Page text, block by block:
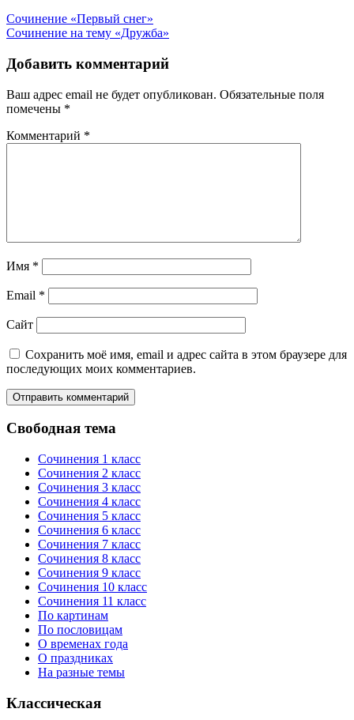
Навигация
по
записям
Сочинение «Первый снег»
Сочинение на тему «Дружба»
Добавить комментарий
Ваш адрес email не будет опубликован. Обязательные поля
помечены *
Комментарий *
Имя *
Email *
Сайт
Сохранить моё имя, email и адрес сайта в этом браузере для
последующих моих комментариев.
Свободная тема
Сочинения 1 класс
Сочинения 2 класс
Сочинения 3 класс
Сочинения 4 класс
Сочинения 5 класс
Сочинения 6 класс
Сочинения 7 класс
Сочинения 8 класс
Сочинения 9 класс
Сочинения 10 класс
Сочинения 11 класс
По картинам
По пословицам
О временах года
О праздниках
На разные темы
Классическая